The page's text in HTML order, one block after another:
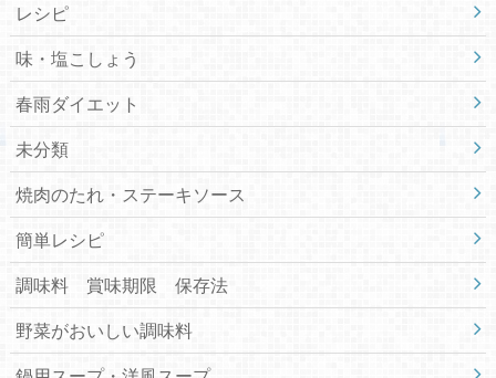
レシピ
味・塩こしょう
春雨ダイエット
未分類
焼肉のたれ・ステーキソース
簡単レシピ
調味料 賞味期限 保存法
野菜がおいしい調味料